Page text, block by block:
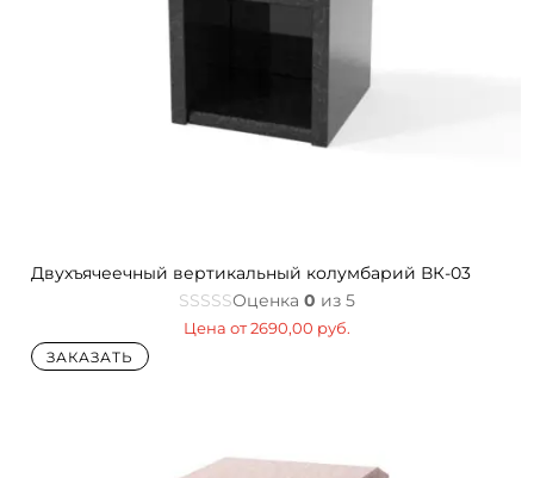
Двухъячеечный вертикальный колумбарий ВК-03
Оценка 0 из 5
Цена от2690,00 руб.
ЗАКАЗАТЬ